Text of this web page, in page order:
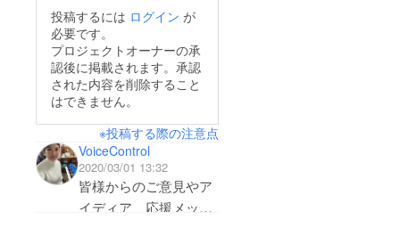
男、じっくりめちゃ器
用。次男はスイスイス
ピードタイプ！小中学
生って、こんなにも頼
り、作業もスムーズで
あっという間に終わっ
た！！ありがとぉ〜コ
ロナが落ち着いたら、
かっぱえびせんです。
また、トレーニングの
心構えも先に話してお
くと、生徒さんの「焦
り」がなくなります。
私の悪い癖で、「あれ
もいい！これもい
い！」と足し算続きに
なるので、引き算を意
識して、要点がしっか
fire.jp/projects/view/23
7622●ホームページの
ドメインを変更しまし
た。
ol.info/【プロ絶賛！初
心者も安心】心理・脳
科学から生まれたボイ
スメンタルトレーニン
投稿するには ログイン が
必要です。
プロジェクトオーナーの承
認後に掲載されます。承認
された内容を削除すること
はできません。
※投稿する際の注意点
VoiceControl
2020/03/01 13:32
皆様からのご意見やア
イディア、応援メッ